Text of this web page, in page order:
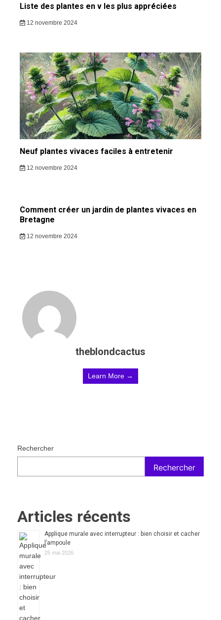
Liste des plantes en v les plus appréciées
12 novembre 2024
Neuf plantes vivaces faciles à entretenir
12 novembre 2024
Comment créer un jardin de plantes vivaces en
Bretagne
12 novembre 2024
theblondcactus
Learn More →
Rechercher
Rechercher
Articles récents
Applique murale avec interrupteur : bien choisir et cacher
l’ampoule
25 mai 2026